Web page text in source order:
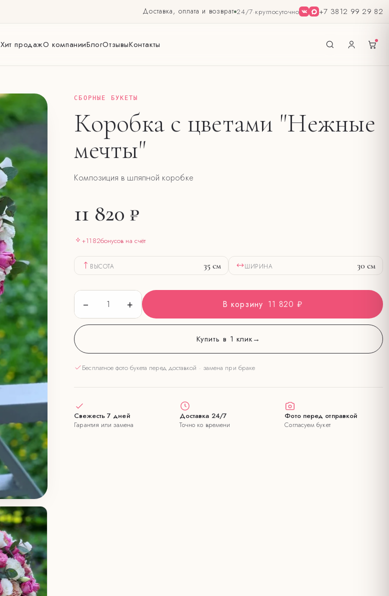
Доставка, оплата и возврат 24/7·круглосуточно +7 3812 99 29 82
Хит продажО компанииБлогОтзывыКонтакты
СБОРНЫЕ БУКЕТЫ
Коробка с цветами "Нежные
мечты"
Композиция в шляпной коробке
11 820 ₽
+1182бонусов на счёт
ВЫСОТА 35 см ШИРИНА 30 см
− 1 + В корзину 11 820 ₽
Купить в 1 клик→
Бесплатное фото букета перед доставкой · замена при браке
Свежесть 7 дней
Гарантия или замена
Доставка 24/7
Точно ко времени
Фото перед отправкой
Согласуем букет